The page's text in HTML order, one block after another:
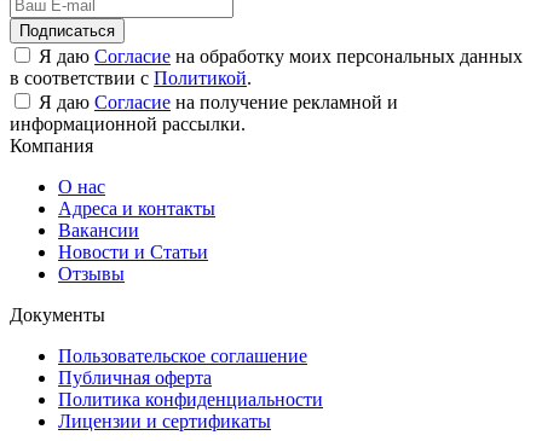
Подписаться
Я даю Согласие на обработку моих персональных данных
в соответствии с Политикой.
Я даю Согласие на получение рекламной и
информационной рассылки.
Компания
О нас
Адреса и контакты
Вакансии
Новости и Статьи
Отзывы
Документы
Пользовательское соглашение
Публичная оферта
Политика конфиденциальности
Лицензии и сертификаты